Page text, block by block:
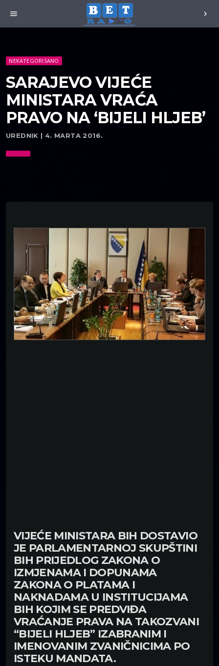
menu chevron_right
NEKATEGORISANO
SARAJEVO VIJEĆE
MINISTARA VRAĆA
PRAVO NA ‘BIJELI HLJEB’
UREDNIK | 4. MARTA 2016.
VIJEĆE MINISTARA BIH DOSTAVIO
JE PARLAMENTARNOJ SKUPŠTINI
BIH PRIJEDLOG ZAKONA O
IZMJENAMA I DOPUNAMA
ZAKONA O PLATAMA I
NAKNADAMA U INSTITUCIJAMA
BIH KOJIM SE PREDVIĐA
VRAĆANJE PRAVA NA TAKOZVANI
“BIJELI HLJEB” IZABRANIM I
IMENOVANIM ZVANIČNICIMA PO
ISTEKU MANDATA.